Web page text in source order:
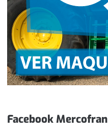
Facebook Mercofran